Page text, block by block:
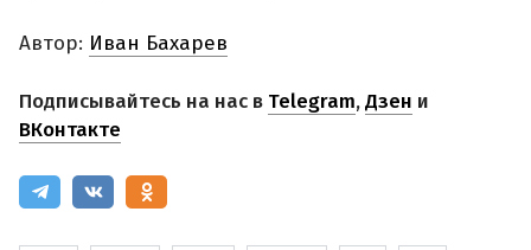
Автор: Иван Бахарев
Подписывайтесь на нас в Telegram,Дзен и
ВКонтакте